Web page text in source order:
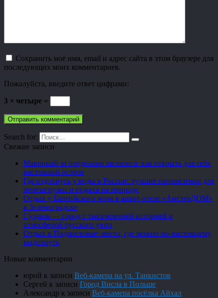
Сохранить моё имя, email и адрес сайта в этом браузере для
последующих моих комментариев.
Пожалуйста, введите ответ цифрами:
3 × четыре =
Search for:
Свежие записи
Маврикий за пределами шезлонга: как открыть для себя
настоящий остров
Где отдохнуть у воды в России: лучшие направления для
перезагрузки и отдыха на природе
Отдых у Балтийского моря в апарт-отеле «АмстерДОМ»
в Зеленоградске
Суздаль — город с тысячелетней историей и
атмосферой русского уюта
Отдых в Подмосковье: место, где можно по-настоящему
выдохнуть
Новые комментарии
юрий к записи Веб-камера на ул. Танкистов
Сергей к записи Город Висла в Польше
Александр к записи Веб-камера посёлка Айхал